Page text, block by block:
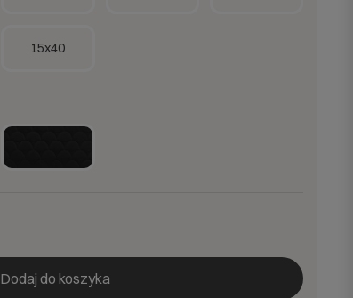
15x40
Dodaj do koszyka